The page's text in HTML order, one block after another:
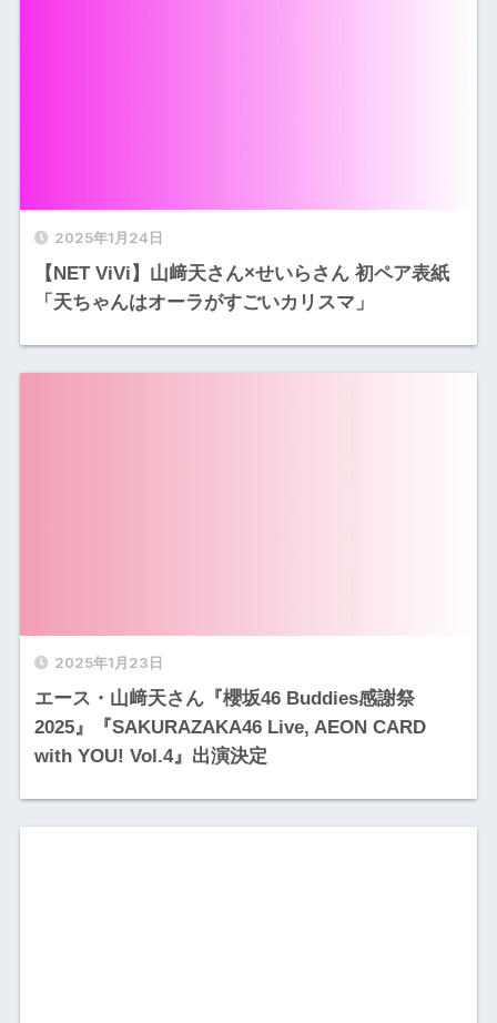
2025年1月24日
【NET ViVi】山﨑天さん×せいらさん 初ペア表紙
「天ちゃんはオーラがすごいカリスマ」
2025年1月23日
エース・山﨑天さん『櫻坂46 Buddies感謝祭
2025』『SAKURAZAKA46 Live, AEON CARD
with YOU! Vol.4』出演決定